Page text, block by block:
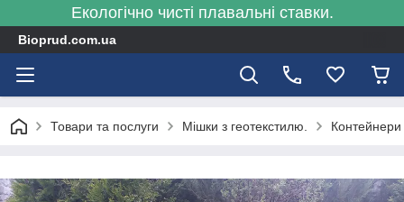
Екологічно чисті плавальні ставки.
Bioprud.com.ua
Товари та послуги Мішки з геотекстилю. Контейнери